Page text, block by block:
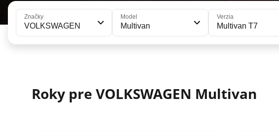
Značky
VOLKSWAGEN
Model
Multivan
Verzia
Multivan T7
Roky pre VOLKSWAGEN Multivan